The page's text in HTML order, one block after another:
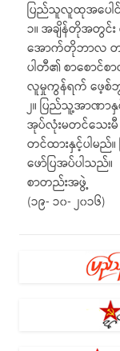
ပြည်သူလူထုအပေါ
၁။ အချိန်တိုအတွင်း
အောက်တိုဘာလ တ
ပါတီ၏ စာစောင်
လူမှုကွန်ရက် ဖေ့စ်ဘွ
၂။ ပြည်သူ့အာဏာ
အုပ်လုံးမတင်သေးမီ
တင်ထားနှင့်ပါမည်။
ဖော်ပြအပ်ပါသည်။
စာတည်းအဖွဲ့
(၁၉- ၁၀- ၂၀၁၆)